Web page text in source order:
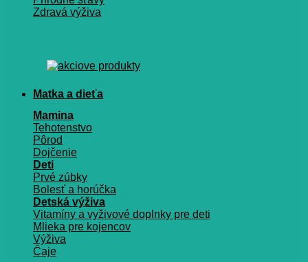
Zdravá výživa
Matka a dieťa
Mamina
Tehotenstvo
Pôrod
Dojčenie
Deti
Prvé zúbky
Bolesť a horúčka
Detská výživa
Vitamíny a vyživové doplnky pre deti
Mlieka pre kojencov
Výživa
Čaje